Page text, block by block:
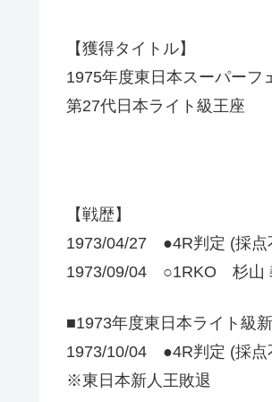
【獲得タイトル】
1975年度東日本スーパーフ
第27代日本ライト級王座
【戦歴】
1973/04/27 ●4R判定 (採
1973/09/04 ○1RKO 杉山
■1973年度東日本ライト級
1973/10/04 ●4R判定 (採
※東日本新人王敗退